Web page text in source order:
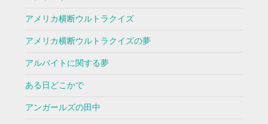
アメリカ横断ウルトラクイズ
アメリカ横断ウルトラクイズの夢
アルバイトに関する夢
ある日どこかで
アンガールズの田中